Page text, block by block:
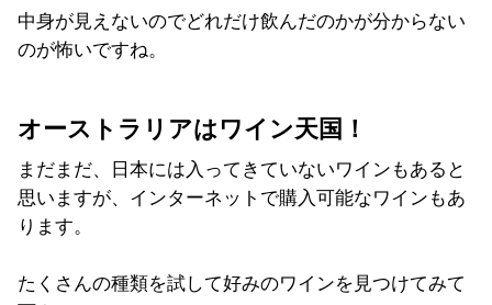
中身が見えないのでどれだけ飲んだのかが分からない
のが怖いですね。
オーストラリアはワイン天国！
まだまだ、日本には入ってきていないワインもあると
思いますが、インターネットで購入可能なワインもあ
ります。
たくさんの種類を試して好みのワインを見つけてみて